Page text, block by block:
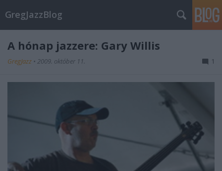
GregJazzBlog
A hónap jazzere: Gary Willis
GregJazz • 2009. október 11. 1